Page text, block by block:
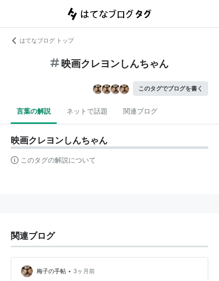
はてなブログ トップ
映画クレヨンしんちゃん
このタグでブログを書く
言葉の解説 ネットで話題 関連ブログ
映画クレヨンしんちゃん
このタグの解説について
関連ブログ
梅子の手帖 • 3ヶ月前